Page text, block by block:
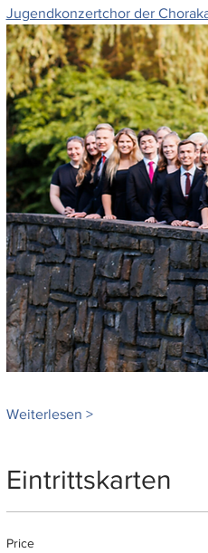
Jugendkonzertchor der
Weiterlesen >
Eintrittskarten
Price